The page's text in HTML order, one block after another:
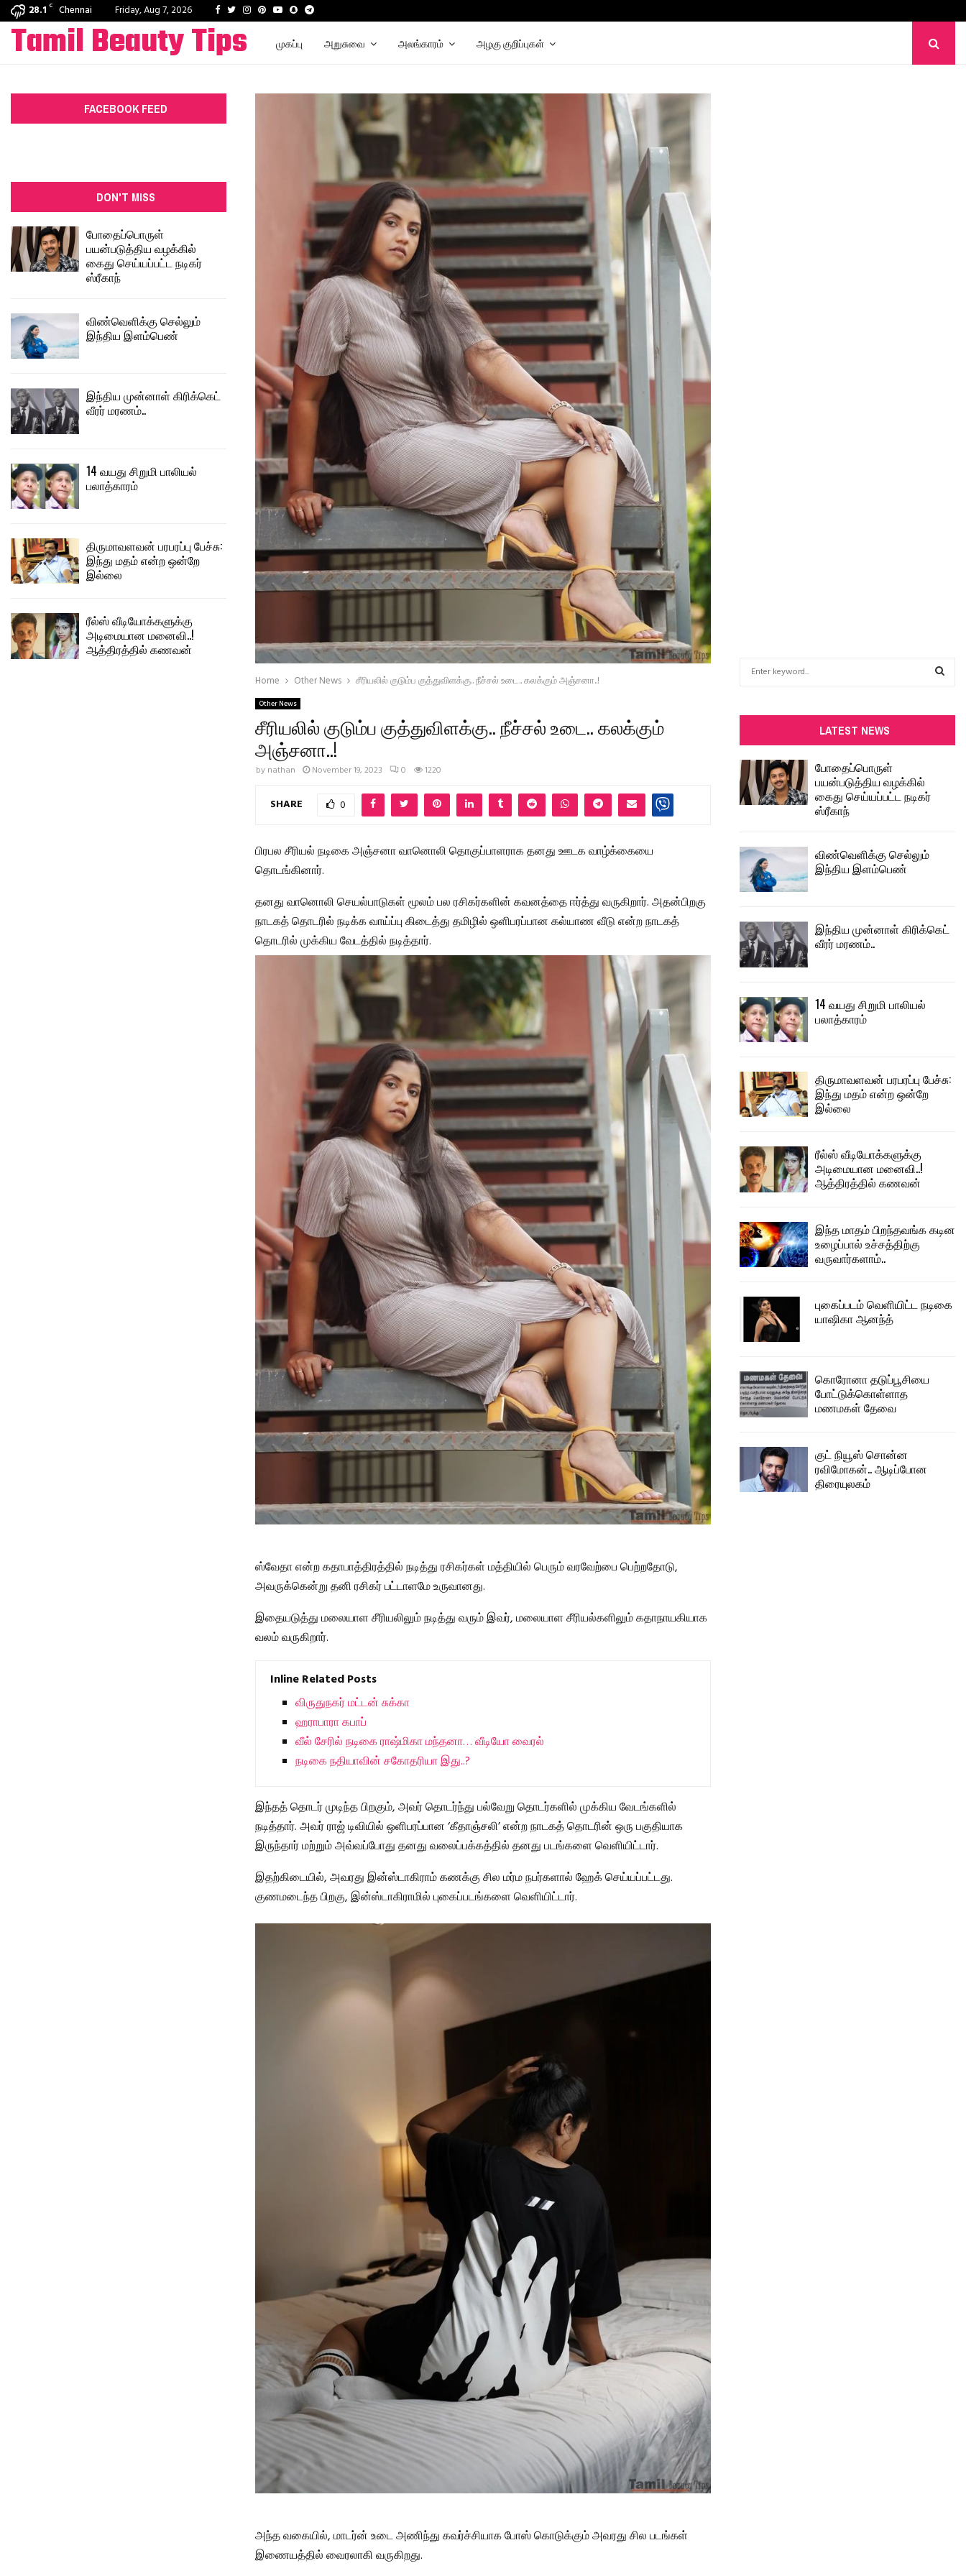
28.1 C Chennai Friday, Aug 7, 2026 Facebook
TwitterInstagram
PinterestYoutube
SnapchatTelegram
Tamil Beauty Tips முகப்பு அறுசுவை அலங்காரம் அழகு குறிப்புகள்
Home Other News சீரியலில் குடும்ப குத்துவிளக்கு.. நீச்சல் உடை.. கலக்கும் அஞ்சனா..!
Other News
சீரியலில் குடும்ப குத்துவிளக்கு.. நீச்சல் உடை.. கலக்கும்
அஞ்சனா..!
by nathan November 19, 2023 0 1220
SHARE 0
பிரபல சீரியல் நடிகை அஞ்சனா வானொலி தொகுப்பாளராக தனது ஊடக வாழ்க்கையை
தொடங்கினார்.
தனது வானொலி செயல்பாடுகள் மூலம் பல ரசிகர்களின் கவனத்தை ஈர்த்து வருகிறார். அதன்பிறகு
நாடகத் தொடரில் நடிக்க வாய்ப்பு கிடைத்து தமிழில் ஒளிபரப்பான கல்யாண வீடு என்ற நாடகத்
தொடரில் முக்கிய வேடத்தில் நடித்தார்.
ஸ்வேதா என்ற கதாபாத்திரத்தில் நடித்து ரசிகர்கள் மத்தியில் பெரும் வரவேற்பை பெற்றதோடு,
அவருக்கென்று தனி ரசிகர் பட்டாளமே உருவானது.
இதையடுத்து மலையாள சீரியலிலும் நடித்து வரும் இவர், மலையாள சீரியல்களிலும் கதாநாயகியாக
வலம் வருகிறார்.
Inline Related Posts
விருதுநகர் மட்டன் சுக்கா
ஹராபாரா கபாப்
வீல் சேரில் நடிகை ராஷ்மிகா மந்தனா… வீடியோ வைரல்
நடிகை நதியாவின் சகோதரியா இது..?
இந்தத் தொடர் முடிந்த பிறகும், அவர் தொடர்ந்து பல்வேறு தொடர்களில் முக்கிய வேடங்களில்
நடித்தார். அவர் ராஜ் டிவியில் ஒளிபரப்பான ‘கீதாஞ்சலி’ என்ற நாடகத் தொடரின் ஒரு பகுதியாக
இருந்தார் மற்றும் அவ்வப்போது தனது வலைப்பக்கத்தில் தனது படங்களை வெளியிட்டார்.
இதற்கிடையில், அவரது இன்ஸ்டாகிராம் கணக்கு சில மர்ம நபர்களால் ஹேக் செய்யப்பட்டது.
குணமடைந்த பிறகு, இன்ஸ்டாகிராமில் புகைப்படங்களை வெளியிட்டார்.
அந்த வகையில், மாடர்ன் உடை அணிந்து கவர்ச்சியாக போஸ் கொடுக்கும் அவரது சில படங்கள்
இணையத்தில் வைரலாகி வருகிறது.
FACEBOOK FEED
DON'T MISS
போதைப்பொருள்
பயன்படுத்திய வழக்கில்
கைது செய்யப்பட்ட நடிகர்
ஸ்ரீகாந்
விண்வெளிக்கு செல்லும்
இந்திய இளம்பெண்
இந்திய முன்னாள் கிரிக்கெட்
வீரர் மரணம்..
14 வயது சிறுமி பாலியல்
பலாத்காரம்
திருமாவளவன் பரபரப்பு பேச்சு:
இந்து மதம் என்ற ஒன்றே
இல்லை
ரீல்ஸ் வீடியோக்களுக்கு
அடிமையான மனைவி..!
ஆத்திரத்தில் கணவன்
f
o
r
:
LATEST NEWS
போதைப்பொருள்
பயன்படுத்திய வழக்கில்
கைது செய்யப்பட்ட நடிகர்
ஸ்ரீகாந்
விண்வெளிக்கு செல்லும்
இந்திய இளம்பெண்
இந்திய முன்னாள் கிரிக்கெட்
வீரர் மரணம்..
14 வயது சிறுமி பாலியல்
பலாத்காரம்
திருமாவளவன் பரபரப்பு பேச்சு:
இந்து மதம் என்ற ஒன்றே
இல்லை
ரீல்ஸ் வீடியோக்களுக்கு
அடிமையான மனைவி..!
ஆத்திரத்தில் கணவன்
இந்த மாதம் பிறந்தவங்க கடின
உழைப்பால் உச்சத்திற்கு
வருவார்களாம்..
புகைப்படம் வெளியிட்ட நடிகை
யாஷிகா ஆனந்த்
கொரோனா தடுப்பூசியை
போட்டுக்கொள்ளாத
மணமகள் தேவை
குட் நியூஸ் சொன்ன
ரவிமோகன்.. ஆடிப்போன
திரையுலகம்